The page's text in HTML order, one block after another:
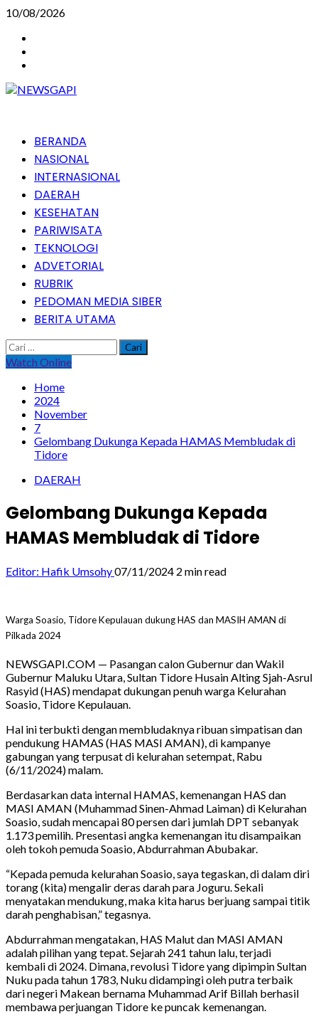
Skip
content
10/08/2026
PrimaryBERANDA
NASIONAL
INTERNASIONAL
DAERAH
KESEHATAN
PARIWISATA
TEKNOLOGI
ADVETORIAL
RUBRIK
PEDOMAN MEDIA SIBER
BERITA UTAMA
Cari
untuk:
Watch Online
Home
2024
November
7
Gelombang Dukunga Kepada HAMAS Membludak di
Tidore
DAERAH
Gelombang Dukunga Kepada
HAMAS Membludak di Tidore
Editor: Hafik Umsohy07/11/2024 2 min read
Warga Soasio, Tidore Kepulauan dukung HAS dan MASIH AMAN di
Pilkada 2024
NEWSGAPI.COM — Pasangan calon Gubernur dan Wakil
Gubernur Maluku Utara, Sultan Tidore Husain Alting Sjah-Asrul
Rasyid (HAS) mendapat dukungan penuh warga Kelurahan
Soasio, Tidore Kepulauan.
Hal ini terbukti dengan membludaknya ribuan simpatisan dan
pendukung HAMAS (HAS MASI AMAN), di kampanye
gabungan yang terpusat di kelurahan setempat, Rabu
(6/11/2024) malam.
Berdasarkan data internal HAMAS, kemenangan HAS dan
MASI AMAN (Muhammad Sinen-Ahmad Laiman) di Kelurahan
Soasio, sudah mencapai 80 persen dari jumlah DPT sebanyak
1.173 pemilih. Presentasi angka kemenangan itu disampaikan
oleh tokoh pemuda Soasio, Abdurrahman Abubakar.
“Kepada pemuda kelurahan Soasio, saya tegaskan, di dalam diri
torang (kita) mengalir deras darah para Joguru. Sekali
menyatakan mendukung, maka kita harus berjuang sampai titik
darah penghabisan,” tegasnya.
Abdurrahman mengatakan, HAS Malut dan MASI AMAN
adalah pilihan yang tepat. Sejarah 241 tahun lalu, terjadi
kembali di 2024. Dimana, revolusi Tidore yang dipimpin Sultan
Nuku pada tahun 1783, Nuku didampingi oleh putra terbaik
dari negeri Makean bernama Muhammad Arif Billah berhasil
membawa perjuangan Tidore ke puncak kemenangan.